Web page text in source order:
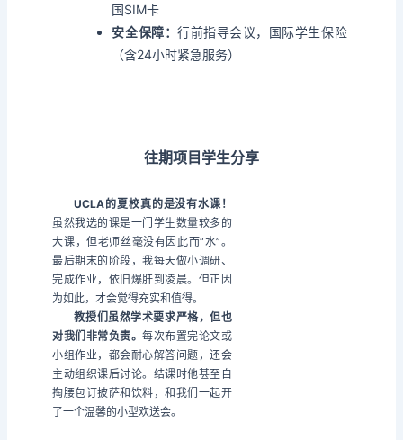
国SIM卡
安全保障：行前指导会议，国际学生保险
（含24小时紧急服务）
往期项目学生分享
UCLA的夏校真的是没有水课！
虽然我选的课是一门学生数量较多的
大课，但老师丝毫没有因此而“水”。
最后期末的阶段，我每天做小调研、
完成作业，依旧爆肝到凌晨。但正因
为如此，才会觉得充实和值得。
教授们虽然学术要求严格，但也
对我们非常负责。每次布置完论文或
小组作业，都会耐心解答问题，还会
主动组织课后讨论。结课时他甚至自
掏腰包订披萨和饮料，和我们一起开
了一个温馨的小型欢送会。